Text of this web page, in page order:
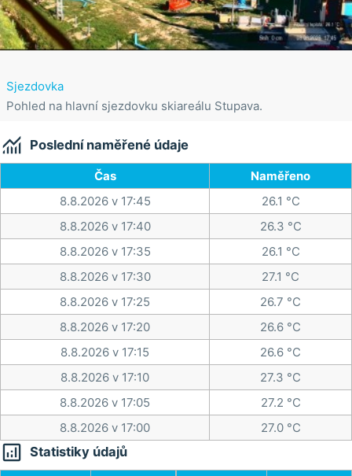
Sjezdovka
Pohled na hlavní sjezdovku skiareálu Stupava.
 Poslední naměřené údaje
Čas
Naměřeno
8.8.2026 v 17:45
26.1 °C
8.8.2026 v 17:40
26.3 °C
8.8.2026 v 17:35
26.1 °C
8.8.2026 v 17:30
27.1 °C
8.8.2026 v 17:25
26.7 °C
8.8.2026 v 17:20
26.6 °C
8.8.2026 v 17:15
26.6 °C
8.8.2026 v 17:10
27.3 °C
8.8.2026 v 17:05
27.2 °C
8.8.2026 v 17:00
27.0 °C
 Statistiky údajů